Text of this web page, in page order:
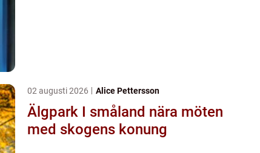
02 augusti 2026 Alice Pettersson
Älgpark I småland nära möten
med skogens konung